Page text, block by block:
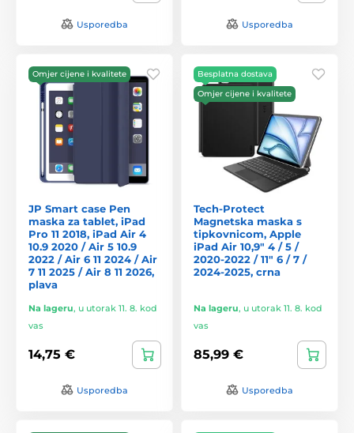
Usporedba Usporedba
Omjer cijene i kvalitete
JP Smart case Pen
maska za tablet, iPad
Pro 11 2018, iPad Air 4
10.9 2020 / Air 5 10.9
2022 / Air 6 11 2024 / Air
7 11 2025 / Air 8 11 2026,
plava
Na lageru, u utorak 11. 8. kod
vas
14,75 €
Usporedba
Besplatna dostava
Omjer cijene i kvalitete
Tech-Protect
Magnetska maska s
tipkovnicom, Apple
iPad Air 10,9" 4 / 5 /
2020-2022 / 11" 6 / 7 /
2024-2025, crna
Na lageru, u utorak 11. 8. kod
vas
85,99 €
Usporedba